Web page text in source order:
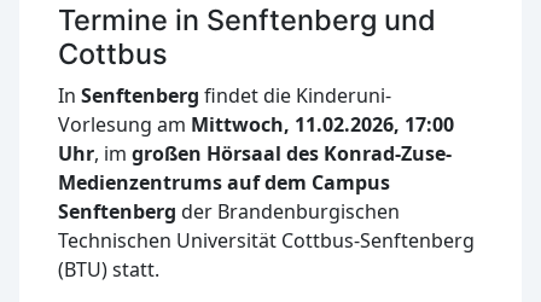
Termine in Senftenberg und
Cottbus
In Senftenberg findet die Kinderuni-
Vorlesung am Mittwoch, 11.02.2026, 17:00
Uhr, im großen Hörsaal des Konrad-Zuse-
Medienzentrums auf dem Campus
Senftenberg der Brandenburgischen
Technischen Universität Cottbus-Senftenberg
(BTU) statt.